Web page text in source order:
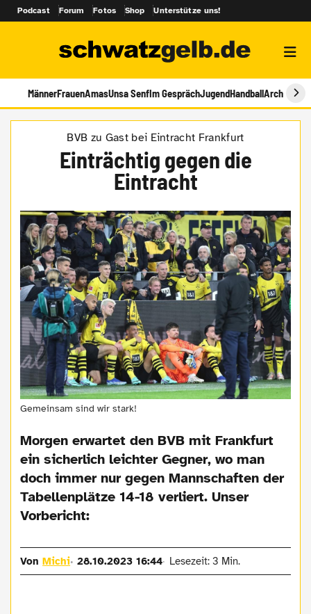
Podcast Forum Fotos Shop Unterstütze uns!
MännerFrauenAmasUnsa SenfIm GesprächJugendHandballArchiv
BVB zu Gast bei Eintracht Frankfurt
Einträchtig gegen die
Eintracht
Gemeinsam sind wir stark!
Morgen erwartet den BVB mit Frankfurt
ein sicherlich leichter Gegner, wo man
doch immer nur gegen Mannschaften der
Tabellenplätze 14-18 verliert. Unser
Vorbericht:
VonMichi 28.10.2023 16:44 Lesezeit: 3 Min.